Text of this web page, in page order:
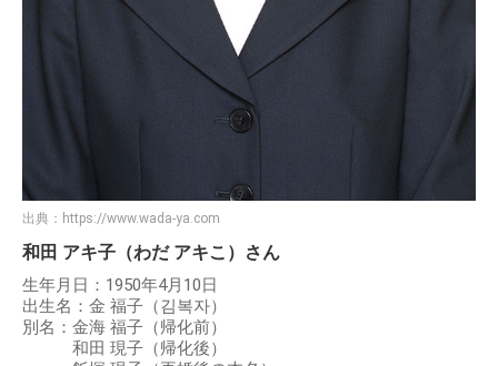
出典： https://www.wada-ya.com
和田 アキ子（わだ アキこ）さん
生年月日：1950年4月10日
出生名：金 福子（김복자）
別名：金海 福子（帰化前）
和田 現子（帰化後）